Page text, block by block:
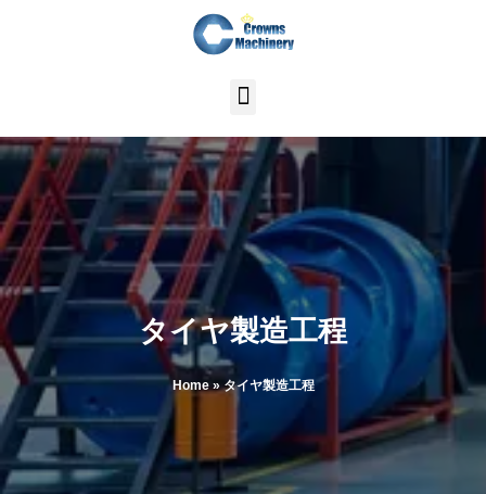
プ
タイヤ製造工程
Home» タイヤ製造工程